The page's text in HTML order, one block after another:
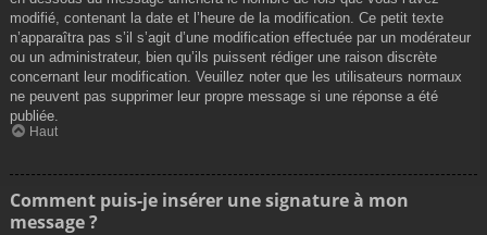
modifié, contenant la date et l’heure de la modification. Ce petit texte
n’apparaîtra pas s’il s’agit d’une modification effectuée par un modérateur
ou un administrateur, bien qu’ils puissent rédiger une raison discrète
concernant leur modification. Veuillez noter que les utilisateurs normaux
ne peuvent pas supprimer leur propre message si une réponse a été
publiée.
Haut
Comment puis-je insérer une signature à mon
message ?